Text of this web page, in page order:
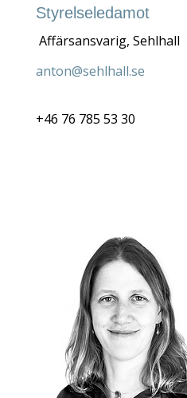
Styrelseledamot
Affärsansvarig, Sehlhall
anton@sehlhall.se
+46 76 785 53 30